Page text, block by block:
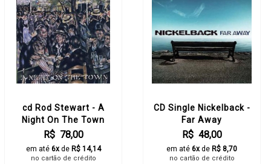
cd Rod Stewart - A
Night On The Town
R$ 78,00
em até 6xde R$ 14,14
no cartão de crédito
CD Single Nickelback -
Far Away
R$ 48,00
em até 6xde R$ 8,70
no cartão de crédito